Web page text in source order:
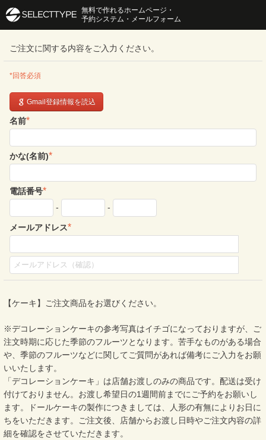
ご注文に関する内容をご入力ください。
*回答必須
Gmail登録情報を読込
名前*
かな(名前)*
電話番号*
- -
メールアドレス*
【ケーキ】ご注文商品をお選びください。
※デコレーションケーキの参考写真はイチゴになっておりますが、ご
注文時期に応じた季節のフルーツとなります。苦手なものがある場合
や、季節のフルーツなどに関してご質問があれば備考にご入力をお願
いいたします。
「デコレーションケーキ」は店舗お渡しのみの商品です。配送は受け
付けておりません。お渡し希望日の1週間前までにご予約をお願いし
ます。ドールケーキの製作につきましては、人形の有無によりお日に
ちをいただきます。ご注文後、店舗からお渡し日時やご注文内容の詳
細を確認をさせていただきます。
無料で作れるホームページ・
予約システム・メールフォーム